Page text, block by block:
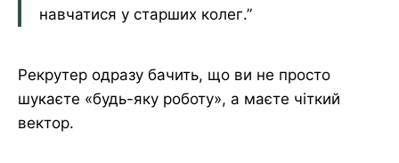
навчатися у старших колег.”
Рекрутер одразу бачить, що ви не просто
шукаєте «будь-яку роботу», а маєте чіткий
вектор.